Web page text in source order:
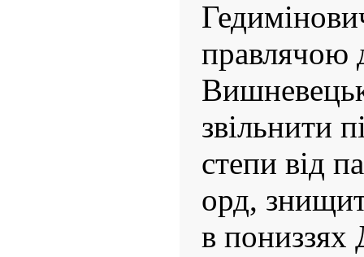
правлячою
звільнити
степи від
орд,
в пониззях